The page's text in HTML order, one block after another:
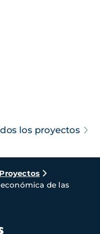
los proyectos
Proyectos
de las